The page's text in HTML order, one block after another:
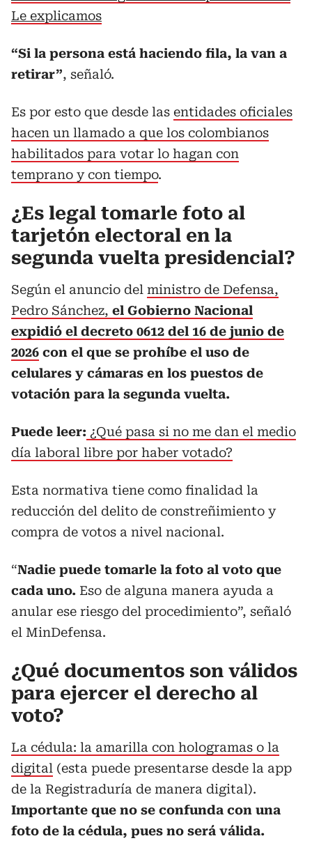
Le explicamos
“Si la persona está haciendo fila, la van a
retirar”, señaló.
Es por esto que desde las entidades oficiales
hacen un llamado a que los colombianos
habilitados para votar lo hagan con
temprano y con tiempo.
¿Es legal tomarle foto al
tarjetón electoral en la
segunda vuelta presidencial?
Según el anuncio del ministro de Defensa,
Pedro Sánchez, el Gobierno Nacional
expidió el decreto 0612 del 16 de junio de
2026 con el que se prohíbe el uso de
celulares y cámaras en los puestos de
votación para la segunda vuelta.
Puede leer: ¿Qué pasa si no me dan el medio
día laboral libre por haber votado?
Esta normativa tiene como finalidad la
reducción del delito de constreñimiento y
compra de votos a nivel nacional.
“Nadie puede tomarle la foto al voto que
cada uno. Eso de alguna manera ayuda a
anular ese riesgo del procedimiento”, señaló
el MinDefensa.
¿Qué documentos son válidos
para ejercer el derecho al
voto?
La cédula: la amarilla con hologramas o la
digital (esta puede presentarse desde la app
de la Registraduría de manera digital).
Importante que no se confunda con una
foto de la cédula, pues no será válida.